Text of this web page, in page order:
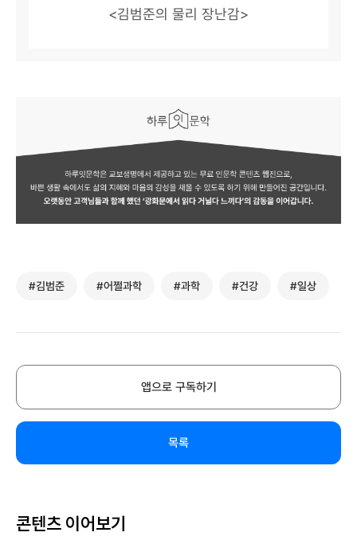
<김범준의 물리 장난감>
#김범준 #어쩔과학 #과학 #건강 #일상
앱으로 구독하기
목록
콘텐츠 이어보기